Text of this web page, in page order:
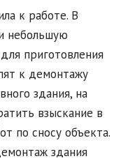
к работе. В
небольшую
приготовления
к демонтажу
здания, на
взыскание в
по сносу объекта.
здания